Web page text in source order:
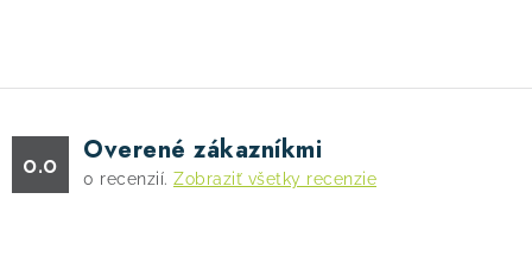
0.0 Overené zákazníkmi
0 recenzií. Zobraziť všetky recenzie